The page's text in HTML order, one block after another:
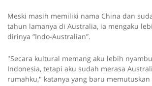
Meski masih memiliki nama China dan
tahun lamanya di Australia, ia mengaku
dirinya “Indo-Australian”.
"Secara kultural memang aku lebih
Indonesia, tetapi aku sudah merasa
rumahku," katanya yang baru